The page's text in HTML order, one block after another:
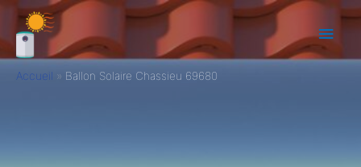
Accueil Ballon Solaire Chassieu 69680